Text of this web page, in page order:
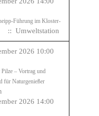
Führung im Kloster-
:: Umweltstation
2026 10:00
– Vortrag und
für Naturgenießer
2026 14:00